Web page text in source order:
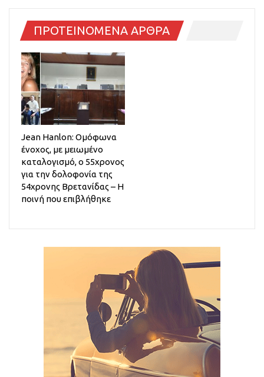
ΠΡΟΤΕΙΝΟΜΕΝΑ ΑΡΘΡΑ
Jean Hanlon: Ομόφωνα
ένοχος, με μειωμένο
καταλογισμό, ο 55χρονος
για την δολοφονία της
54χρονης Βρετανίδας – Η
ποινή που επιβλήθηκε